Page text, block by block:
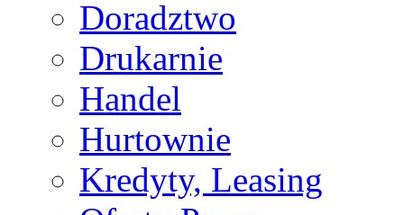
Doradztwo
Drukarnie
Handel
Hurtownie
Kredyty, Leasing